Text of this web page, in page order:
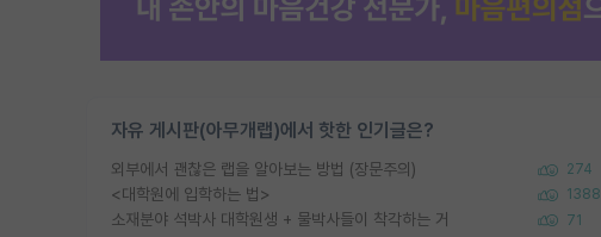
자유 게시판(아무개랩)에서 핫한 인기글은?
외부에서 괜찮은 랩을 알아보는 방법 (장문주의) 274
<대학원에 입학하는 법> 1388
소재분야 석박사 대학원생 + 물박사들이 착각하는 거 71